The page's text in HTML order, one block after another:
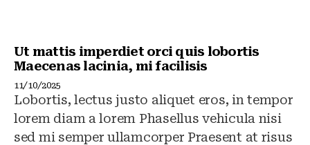
Ut mattis imperdiet orci quis lobortis
Maecenas lacinia, mi facilisis
11/10/2025
Lobortis, lectus justo aliquet eros, in tempor
lorem diam a lorem Phasellus vehicula nisi
sed mi semper ullamcorper Praesent at risus